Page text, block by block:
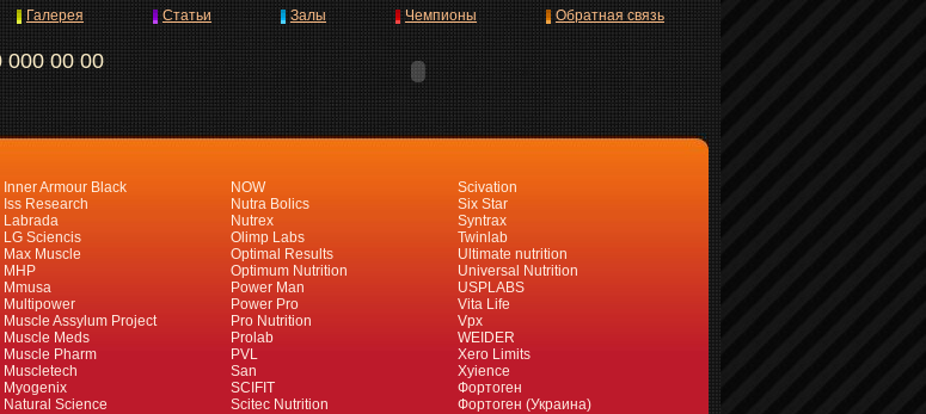
000 00 00
Галерея Статьи Залы Чемпионы Обратная связь
Inner Armour Black
Iss Research
Labrada
LG Sciencis
Max Muscle
MHP
Mmusa
Multipower
Muscle Assylum Project
Muscle Meds
Muscle Pharm
Muscletech
Myogenix
Natural Science
NOW
Nutra Bolics
Nutrex
Olimp Labs
Optimal Results
Optimum Nutrition
Power Man
Power Pro
Pro Nutrition
Prolab
PVL
San
SCIFIT
Scitec Nutrition
Scivation
Six Star
Syntrax
Twinlab
Ultimate nutrition
Universal Nutrition
USPLABS
Vita Life
Vpx
WEIDER
Xero Limits
Xyience
Фортоген
Фортоген (Украина)